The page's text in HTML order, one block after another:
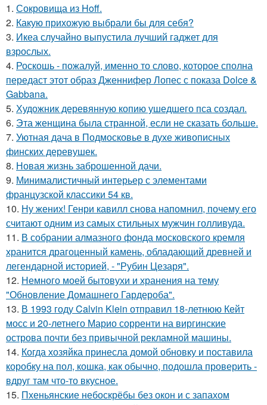
1. Сокровища из Hoff.
2. Какую прихожую выбрали бы для себя?
3. Икеа случайно выпустила лучший гаджет для
взрослых.
4. Роскошь - пожалуй, именно то слово, которое сполна
передаст этот образ Дженнифер Лопес с показа Dolce &
Gabbana.
5. Художник деревянную копию ушедшего пса создал.
6. Эта женщина была странной, если не сказать больше.
7. Уютная дача в Подмосковье в духе живописных
финских деревушек.
8. Новая жизнь заброшенной дачи.
9. Минималистичный интерьер с элементами
французской классики 54 кв.
10. Ну жених! Генри кавилл снова напомнил, почему его
считают одним из самых стильных мужчин голливуда.
11. В собрании алмазного фонда московского кремля
хранится драгоценный камень, обладающий древней и
легендарной историей, - "Рубин Цезаря".
12. Немного моей бытовухи и хранения на тему
"Обновление Домашнего Гардероба".
13. В 1993 году Calvin Klein отправил 18-летнюю Кейт
мосс и 20-летнего Марио сорренти на виргинские
острова почти без привычной рекламной машины.
14. Когда хозяйка принесла домой обновку и поставила
коробку на пол, кошка, как обычно, подошла проверить -
вдруг там что-то вкусное.
15. Пхеньянские небоскрёбы без окон и с запахом